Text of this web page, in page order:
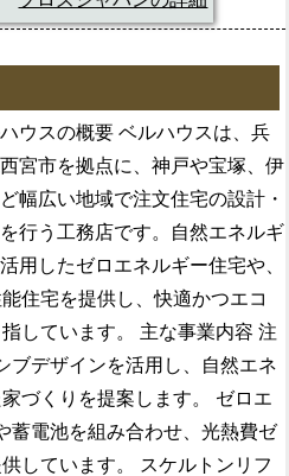
ウスの概要 ベルハウスは、兵
宮市を拠点に、神戸や宝塚、伊
幅広い地域で注文住宅の設計・
行う工務店です。自然エネルギ
用したゼロエネルギー住宅や、
住宅を提供し、快適かつエコ
しています。 主な事業内容 注
ブデザインを活用し、自然エネ
づくりを提案します。 ゼロエ
蓄電池を組み合わせ、光熱費ゼ
しています。 スケルトンリフ